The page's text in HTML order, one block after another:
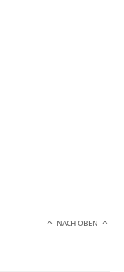
NACH OBEN